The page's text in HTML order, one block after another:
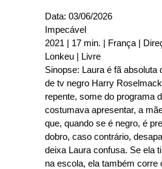
Data: 03/06/2026
Impecável
2021 | 17 min. | França |
Lonkeu | Livre
Sinopse: Laura é fã absoluta
de tv negro Harry
repente, some do programa
costumava apresentar, a
que, quando se é negro, é
dobro, caso contrário,
deixa Laura confusa. Se ela
na escola, ela também corre